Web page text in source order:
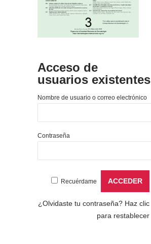
Acceso de
usuarios existentes
Nombre de usuario o correo electrónico
Contraseña
Recuérdame
¿Olvidaste tu contraseña? Haz clic
para restablecer